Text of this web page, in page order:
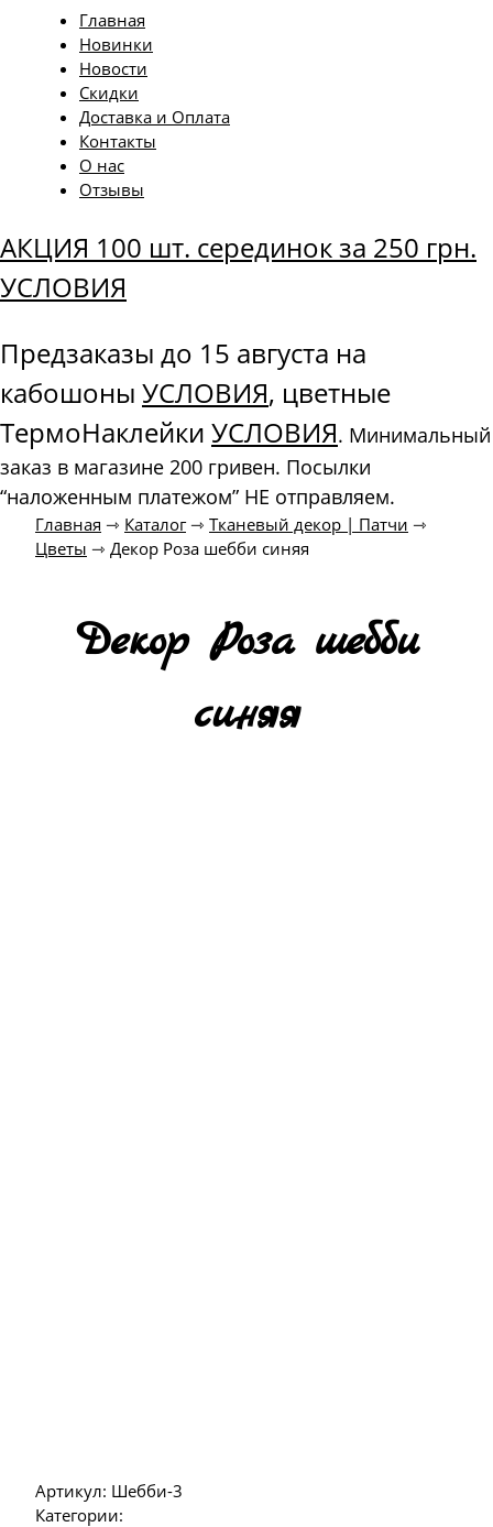
Главная
Новинки
Новости
Скидки
Доставка и Оплата
Контакты
О нас
Отзывы
АКЦИЯ 100 шт. серединок за 250 грн.
УСЛОВИЯ
Предзаказы до 15 августа на
кабошоны УСЛОВИЯ, цветные
ТермоНаклейки УСЛОВИЯ. Минимальный
заказ в магазине 200 гривен. Посылки
“наложенным платежом” НЕ отправляем.
Главная ⇾ Каталог⇾ Тканевый декор | Патчи ⇾
Цветы ⇾ Декор Роза шебби синяя
Декор Роза шебби
синяя
Артикул: Шебби-3
Категории: